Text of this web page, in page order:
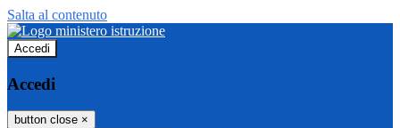
Salta al contenuto
Accedi
Accedi
button close ×